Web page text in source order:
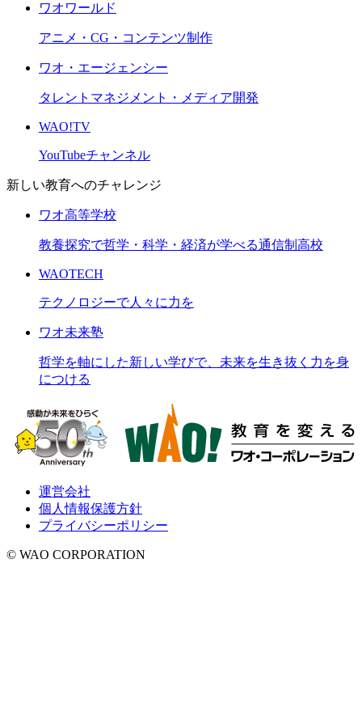
ワオワールド
アニメ・CG・コンテンツ制作
ワオ・エージェンシー
タレントマネジメント・メディア開発
WAO!TV
YouTubeチャンネル
新しい教育へのチャレンジ
ワオ高等学校
教養探究で哲学・科学・経済が学べる通信制高校
WAOTECH
テクノロジーで人々に力を
ワオ未来塾
哲学を軸にした新しい学びで、未来を生き抜く力を身
につける
運営会社
個人情報保護方針
プライバシーポリシー
© WAO CORPORATION